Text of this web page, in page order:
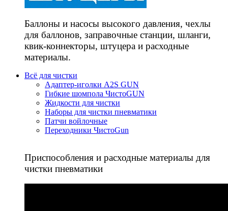
Баллоны и насосы высокого давления, чехлы
для баллонов, заправочные станции, шланги,
квик-коннекторы, штуцера и расходные
материалы.
Всё для чистки
Адаптер-иголки A2S GUN
Гибкие шомпола ЧистоGUN
Жидкости для чистки
Наборы для чистки пневматики
Патчи войлочные
Переходники ЧистоGun
Приспособления и расходные материалы для
чистки пневматики